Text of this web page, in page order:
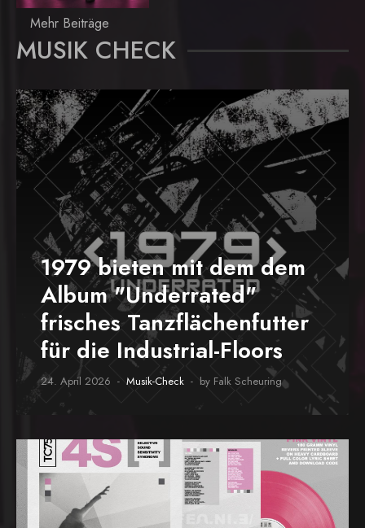
Mehr Beiträge
MUSIK CHECK
1979 bieten mit dem dem
Album "Underrated"
frisches Tanzflächenfutter
für die Industrial-Floors
24. April 2026 Musik-Check by Falk Scheuring